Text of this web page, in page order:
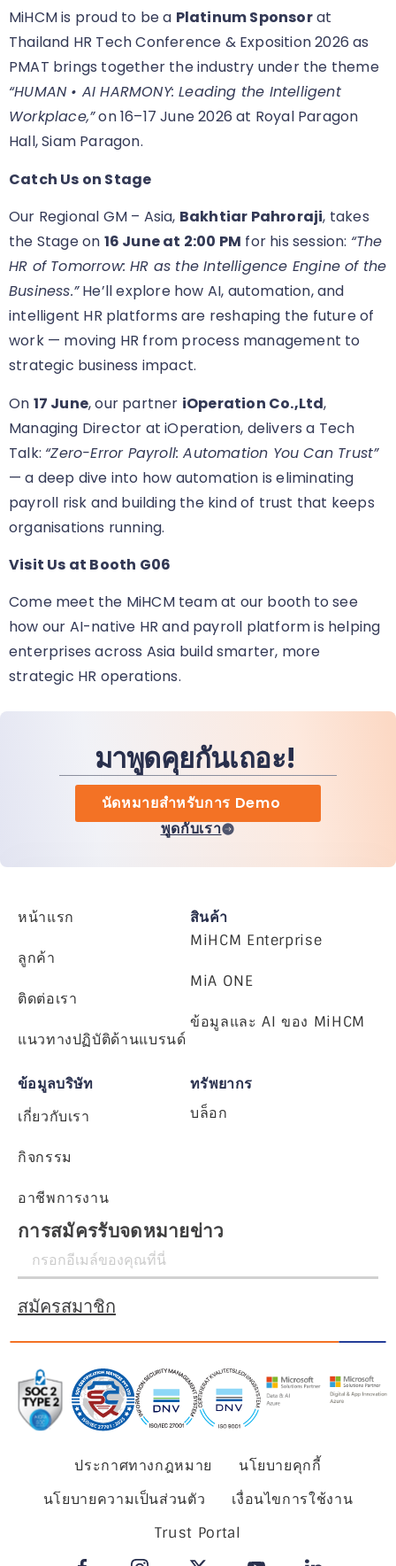
MiHCM is proud to be a Platinum Sponsorat
Thailand HR Tech Conference & Exposition 2026 as
PMAT brings together the industry under the theme
“HUMAN • AI HARMONY: Leading the Intelligent
Workplace,”on 16–17 June 2026 at Royal Paragon
Hall, Siam Paragon.
Catch Us on Stage
Our Regional GM – Asia, Bakhtiar Pahroraji, takes
the Stage on 16 June at 2:00 PM for his session: “The
HR of Tomorrow: HR as the Intelligence Engine of the
Business.”He’ll explore how AI, automation, and
intelligent HR platforms are reshaping the future of
work — moving HR from process management to
strategic business impact.
On 17 June, our partner iOperation Co.,Ltd,
Managing Director at iOperation, delivers a Tech
Talk: “Zero-Error Payroll: Automation You Can Trust”
— a deep dive into how automation is eliminating
payroll risk and building the kind of trust that keeps
organisations running.
Visit Us at Booth G06
Come meet the MiHCM team at our booth to see
how our AI-native HR and payroll platform is helping
enterprises across Asia build smarter, more
strategic HR operations.
มาพูดคุยกันเถอะ!
นัดหมายสำหรับการ Demo
พูดกับเรา
หน้าแรก
ลูกค้า
ติดต่อเรา
แนวทางปฏิบัติด้านแบรนด์
สินค้า
MiHCM Enterprise
MiA ONE
ข้อมูลและ AI ของ MiHCM
ข้อมูลบริษัท
เกี่ยวกับเรา
กิจกรรม
อาชีพการงาน
ทรัพยากร
บล็อก
การสมัครรับจดหมายข่าว
สมัครสมาชิก
ประกาศทางกฎหมาย
นโยบายคุกกี้
นโยบายความเป็นส่วนตัว
เงื่อนไขการใช้งาน
Trust Portal